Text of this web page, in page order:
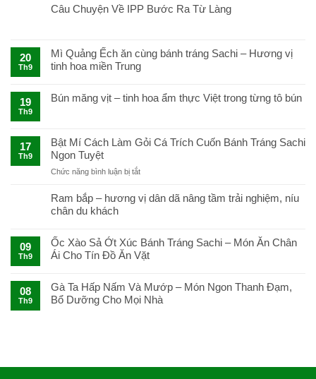
Câu Chuyện Về IPP Bước Ra Từ Làng
20
Th9
Mì Quảng Ếch ăn cùng bánh tráng Sachi – Hương vị
tinh hoa miền Trung
19
Th9
Bún măng vịt – tinh hoa ẩm thực Việt trong từng tô bún
17
Th9
Bật Mí Cách Làm Gỏi Cá Trích Cuốn Bánh Tráng Sachi
Ngon Tuyệt
Chức năng bình luận bị tắtở
Mí
Cách
Cá
Trích
Cuốn
Tráng
Sachi
Ram bắp – hương vị dân dã nâng tầm trải nghiệm, níu
chân du khách
09
Th9
Ốc Xào Sả Ớt Xúc Bánh Tráng Sachi – Món Ăn Chân
Ái Cho Tín Đồ Ăn Vặt
08
Th9
Gà Ta Hấp Nấm Và Mướp – Món Ngon Thanh Đạm,
Bổ Dưỡng Cho Mọi Nhà